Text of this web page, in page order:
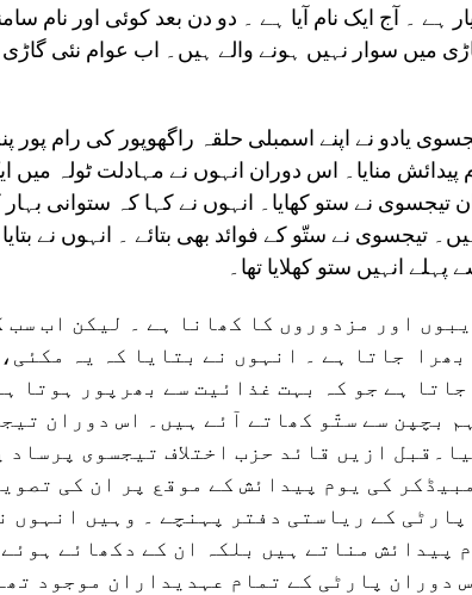
ہے ۔ آج ایک نام آیا ہے ۔ دو دن بعد کوئی اور نام
میں سوار نہیں ہونے والے ہیں۔ اب عوام نئی
یادو نے اپنے اسمبلی حلقہ راگھوپور کی رام پور
پیدائش منایا۔ اس دوران انہوں نے مہادلت ٹولہ میں
تیجسوی نے ستو کھایا۔ انہوں نے کہا کہ ستوانی
تیجسوی نے ستّو کے فوائد بھی بتائے ۔ انہوں نے
انہیں ستو کھلایا تھا۔
اور مزدوروں کا کھانا ہے ۔ لیکن اب سب
جاتا ہے ۔ انہوں نے بتایا کہ یہ
ہے جو کہ بہت غذائیت سے بھرپور ہوتا
بچپن سے ستّو کھاتے آئے ہیں۔ اس دوران
ازیں قائد حزب اختلاف تیجسوی پرساد
کی یوم پیدائش کے موقع پر ان کی
کے ریاستی دفتر پہنچے ۔ وہیں انہوں
پیدائش مناتے ہیں بلکہ ان کے دکھائے
دوران پارٹی کے تمام عہدیداران موجود